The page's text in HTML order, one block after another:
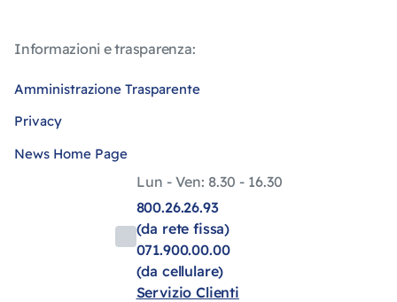
Informazioni e trasparenza:
Amministrazione Trasparente
Privacy
News Home Page
Lun - Ven: 8.30 - 16.30
800.26.26.93
(da rete fissa)
071.900.00.00
(da cellulare)
Servizio Clienti